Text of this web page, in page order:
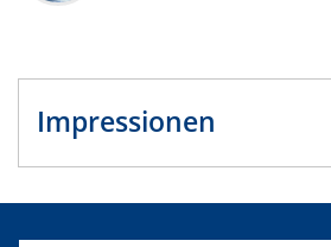
Impressionen